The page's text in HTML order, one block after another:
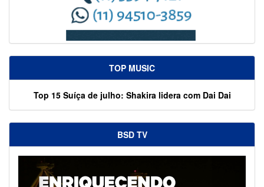
TOP MUSIC
Top 15 Suíça de julho: Shakira lidera com Dai Dai
BSD TV